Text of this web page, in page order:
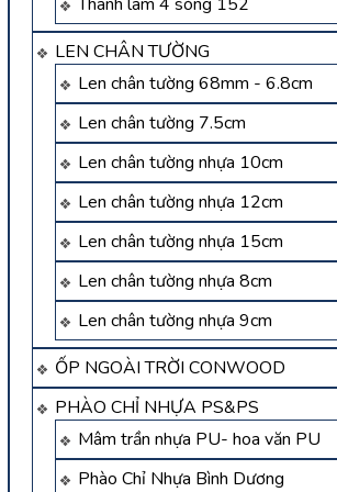
LEN CHÂN TƯỜNG
Len chân tường 68mm - 6.8cm
Len chân tường 7.5cm
Len chân tường nhựa 10cm
Len chân tường nhựa 12cm
Len chân tường nhựa 15cm
Len chân tường nhựa 8cm
Len chân tường nhựa 9cm
ỐP NGOÀI TRỜI CONWOOD
PHÀO CHỈ NHỰA PS&PS
Mâm trần nhựa PU- hoa văn PU
Phào Chỉ Nhựa Bình Dương